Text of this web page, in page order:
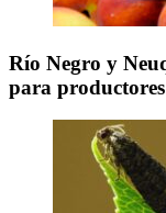
Río Negro y
para